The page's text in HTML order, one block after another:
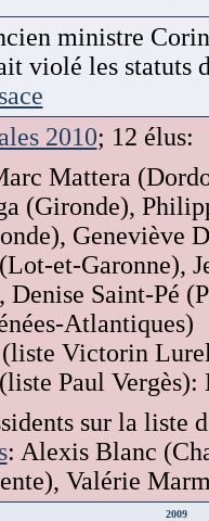
ministre
violé les statuts
2010; 12 élus:
Mattera
(Gironde),
Geneviève
et-Garonne),
Denise Saint-Pé
Atlantiques)
(liste Victorin
(liste Paul
sur la liste
: Alexis Blanc
Valérie
2009